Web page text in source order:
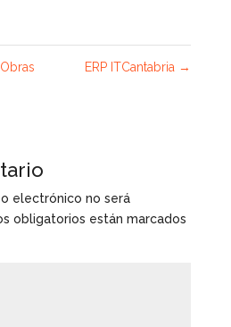
ERP ITCantabria →
electrónico no será
obligatorios están marcados